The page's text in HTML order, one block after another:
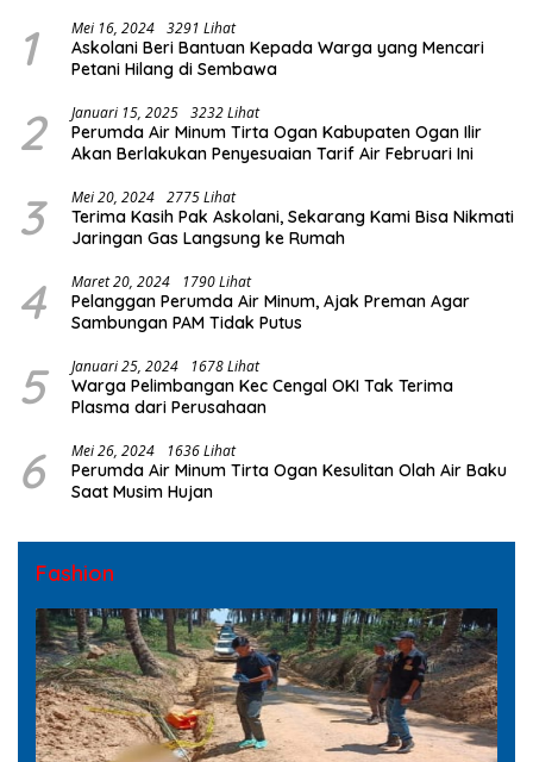
1 Mei 16, 2024 3291 Lihat
Askolani Beri Bantuan Kepada Warga yang Mencari
Petani Hilang di Sembawa
2 Januari 15, 2025 3232 Lihat
Perumda Air Minum Tirta Ogan Kabupaten Ogan Ilir
Akan Berlakukan Penyesuaian Tarif Air Februari Ini
3 Mei 20, 2024 2775 Lihat
Terima Kasih Pak Askolani, Sekarang Kami Bisa Nikmati
Jaringan Gas Langsung ke Rumah
4 Maret 20, 2024 1790 Lihat
Pelanggan Perumda Air Minum, Ajak Preman Agar
Sambungan PAM Tidak Putus
5 Januari 25, 2024 1678 Lihat
Warga Pelimbangan Kec Cengal OKI Tak Terima
Plasma dari Perusahaan
6 Mei 26, 2024 1636 Lihat
Perumda Air Minum Tirta Ogan Kesulitan Olah Air Baku
Saat Musim Hujan
Fashion